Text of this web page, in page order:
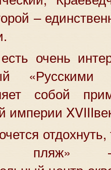
–
очень
собой
империи
отдохнуть,
пляж»